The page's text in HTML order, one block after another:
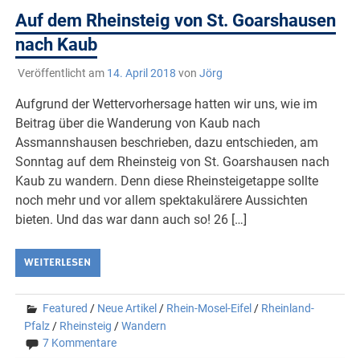
Auf dem Rheinsteig von St. Goarshausen
nach Kaub
Veröffentlicht am 14. April 2018 von Jörg
Aufgrund der Wettervorhersage hatten wir uns, wie im
Beitrag über die Wanderung von Kaub nach
Assmannshausen beschrieben, dazu entschieden, am
Sonntag auf dem Rheinsteig von St. Goarshausen nach
Kaub zu wandern. Denn diese Rheinsteigetappe sollte
noch mehr und vor allem spektakulärere Aussichten
bieten. Und das war dann auch so! 26 […]
WEITERLESEN
Featured / Neue Artikel / Rhein-Mosel-Eifel / Rheinland-
Pfalz / Rheinsteig /Wandern
7 Kommentare